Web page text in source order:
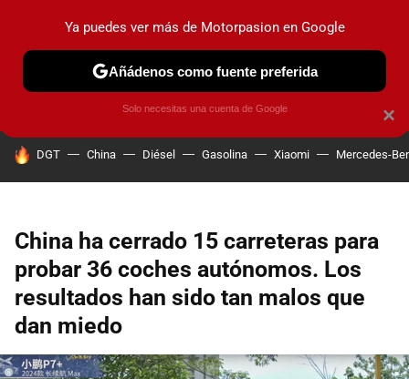
PRUEBAS COCHES ELÉCTRICOS OBSERVATORIO
HOY SE HABLA DE
DGT China Diésel Gasolina Xiaomi Mercedes-
China ha cerrado 15 carreteras para
probar 36 coches autónomos. Los
resultados han sido tan malos que
dan miedo
×
Ya puedes ver más de Motorpasion en Google
Añádenos como fuente preferida
Solo necesitas una cuenta de Google